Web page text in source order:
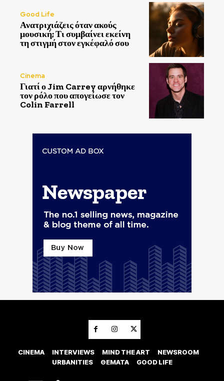
Good Life
Ανατριχιάζεις όταν ακούς
μουσική; Τι συμβαίνει εκείνη
τη στιγμή στον εγκέφαλό σου
Cinema
Γιατί ο Jim Carrey αρνήθηκε
τον ρόλο που απογείωσε τον
Colin Farrell
CINEMA INTERVIEWS MIND THE ART
NEWSROOM
URBANITIES
ΘΕΜΑΤΑ GOOD LIFE